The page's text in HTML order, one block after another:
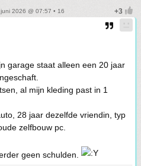
2026 @ 07:57 • 16
garage staat alleen een 20 jaar
al mijn kleding past in 1
28 jaar dezelfde vriendin, typ
zelfbouw pc.
geen schulden.